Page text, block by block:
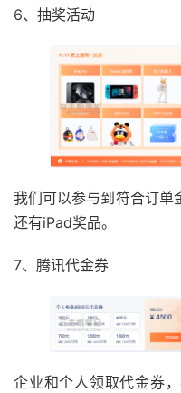
6、抽奖活动
我们可以参与到符合订单
还有iPad奖品。
7、腾讯代金券
企业和个人领取代金券